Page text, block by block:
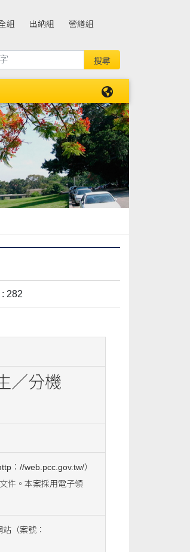
組 出納組
營繕組
282
／分機
：//web.pcc.gov.tw/）
件。本案採用電子領
（案號：